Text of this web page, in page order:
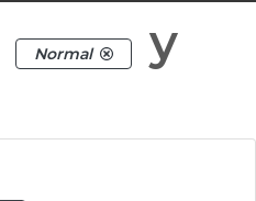
Normal
y